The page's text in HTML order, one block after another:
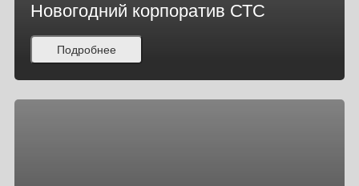
Новогодний корпоратив СТС
Подробнее